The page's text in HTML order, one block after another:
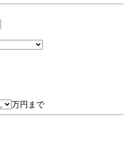
万円まで